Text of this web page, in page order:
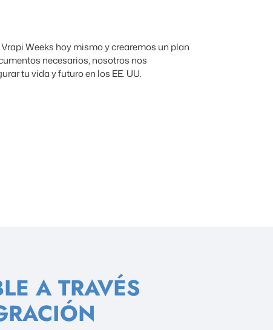
Weeks hoy mismo y crearemos un plan
necesarios, nosotros nos
tu vida y futuro en los EE. UU.
A TRAVÉS